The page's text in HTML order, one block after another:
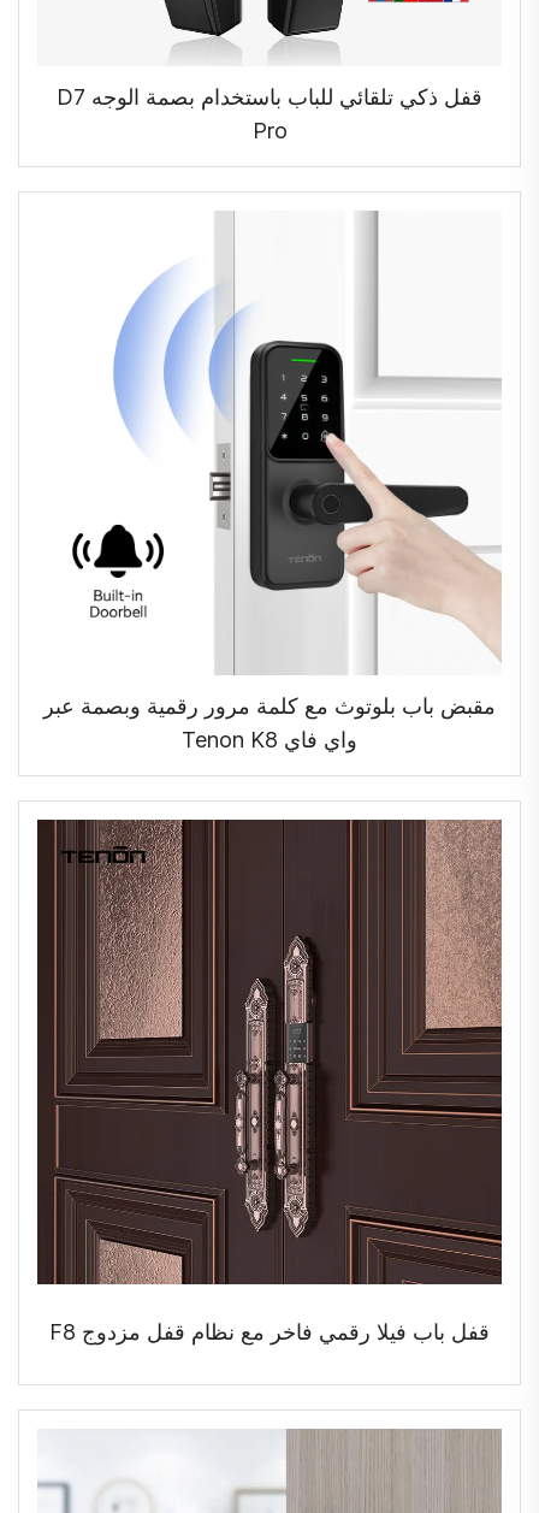
قفل ذكي تلقائي للباب باستخدام بصمة الوجه D7
Pro
مقبض باب بلوتوث مع كلمة مرور رقمية وبصمة عبر
واي فاي Tenon K8
قفل باب فيلا رقمي فاخر مع نظام قفل مزدوج F8